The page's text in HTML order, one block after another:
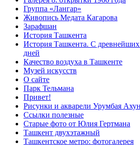
Группа «Лангар»
Живопись Медата Кагарова
Зарафшан
История Ташкента
История Ташкента. С
дней
Качество воздуха в Ташкенте
Музей искусств
О сайте
Парк Тельмана
Привет!
Рисунки и акварели Урумбая
Ссылки полезные
Старые фото от Юлия Гертмана
Ташкент двухэтажный
Ташкентское метро: фотогалерея